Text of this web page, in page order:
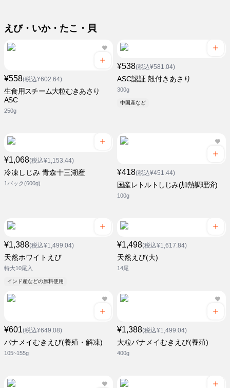
えび・いか・たこ・貝
¥558(税込¥602.64)
生食用スチーム大粒むきあさり
ASC
250g
¥538(税込¥581.04)
ASC認証 殻付きあさり
300g
中国産など
¥1,068(税込¥1,153.44)
冷凍しじみ 青森十三湖産
1パック(600g)
¥418(税込¥451.44)
国産レトルトしじみ(加熱調理済)
100g
¥1,388(税込¥1,499.04)
天然ホワイトえび
特大10尾入
インド産などの原料使用
¥1,498(税込¥1,617.84)
天然えび(大)
14尾
¥601(税込¥649.08)
バナメイむきえび(養殖・解凍)
105~155g
¥1,388(税込¥1,499.04)
大粒バナメイむきえび(養殖)
400g